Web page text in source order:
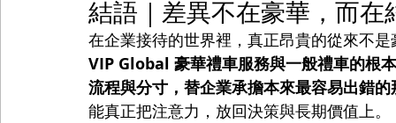
結語｜差異不在豪華，而在
在企業接待的世界裡，真正昂貴的從來不
VIP Global 豪華禮車服務與一般禮車的根
流程與分寸，替企業承擔本來最容易出錯的
能真正把注意力，放回決策與長期價值上。